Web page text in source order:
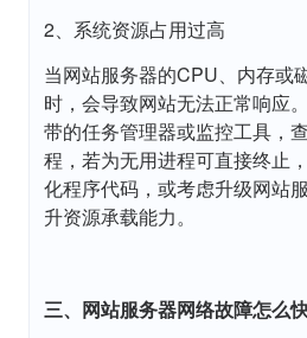
2、系统资源占用过高
当网站服务器的CPU、内存或
时，会导致网站无法正常响应
带的任务管理器或监控工具，
程，若为无用进程可直接终止
化程序代码，或考虑升级网站
升资源承载能力。
三、网站服务器网络故障怎么